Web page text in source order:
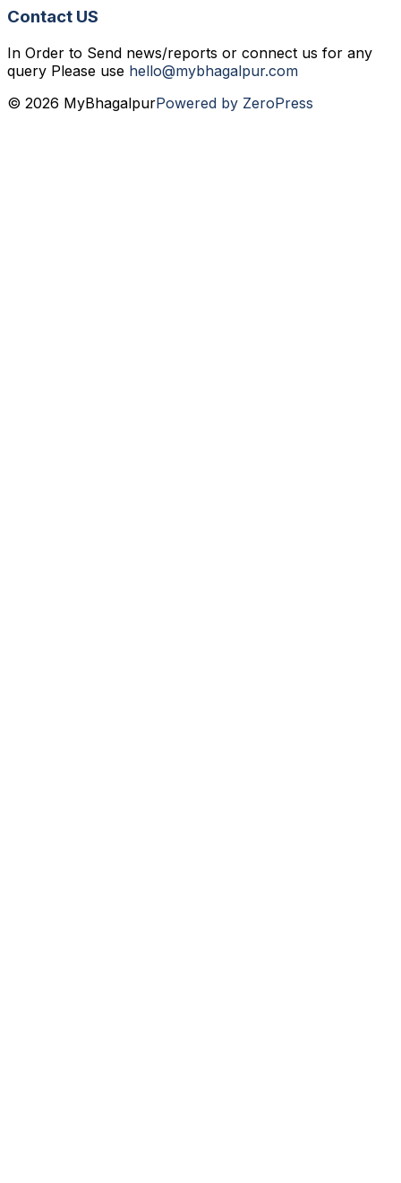
Contact US
In Order to Send news/reports or connect us for any
query Please use hello@mybhagalpur.com
© 2026 MyBhagalpurPowered by ZeroPress